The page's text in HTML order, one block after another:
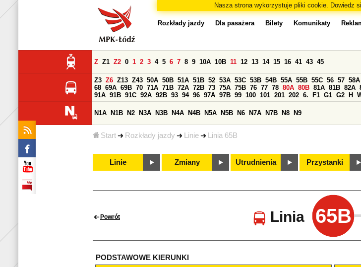
Nasza strona wykorzystuje pliki cookie. Dowiedz
Start Rozkłady jazdy Linie Linia 65B
Rozkłady jazdy Dla pasażera Bilety Komunikaty
Z Z1 Z2 0 1 2 3 4 5 6 7 8 9 10A 10B 11 12 13 14 15 16 41 43 45
Z3 Z6 Z13 Z43 50A 50B 51A 51B 52 53A 53C 53B 54B 55A 55B 55C 56 57 58A
68 69A 69B 70 71A 71B 72A 72B 73 75A 75B 76 77 78 80A 80B 81A 81B 82A
91A 91B 91C 92A 92B 93 94 96 97A 97B 99 100 101 201 202 6. F1 G1 G2 H
N1A N1B N2 N3A N3B N4A N4B N5A N5B N6 N7A N7B N8 N9
Linie Zmiany Utrudnienia Przystanki
Powrót Linia 65B
PODSTAWOWE KIERUNKI